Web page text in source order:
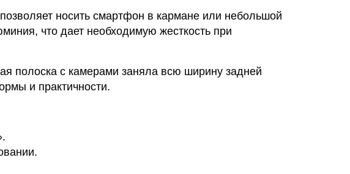
носить смартфон в кармане или небольшой
что дает необходимую жесткость при
полоска с камерами заняла всю ширину задней
и практичности.